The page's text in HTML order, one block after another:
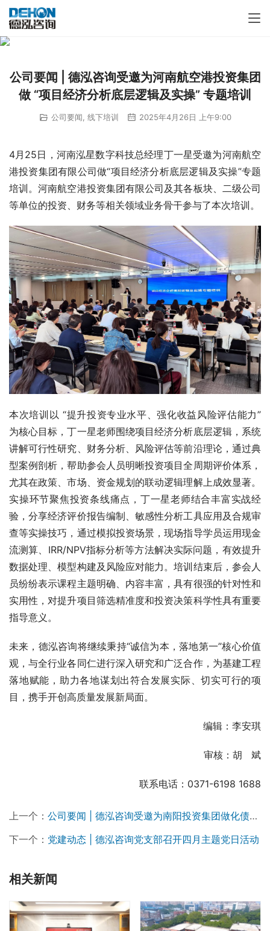
公司要闻 | 德泓咨询受邀为河南航空港投资集团
做 “项目经济分析底层逻辑及实操” 专题培训
公司要闻 线下培训 2025年4月26日 上午9:00
4月25日，河南泓星数字科技总经理丁一星受邀为河南航空
港投资集团有限公司做“项目经济分析底层逻辑及实操”专题
培训。河南航空港投资集团有限公司及其各板块、二级公司
等单位的投资、财务等相关领域业务骨干参与了本次培训。
本次培训以 “提升投资专业水平、强化收益风险评估能力”
为核心目标，丁一星老师围绕项目经济分析底层逻辑，系统
讲解可行性研究、财务分析、风险评估等前沿理论，通过典
型案例剖析，帮助参会人员明晰投资项目全周期评价体系，
尤其在政策、市场、资金规划的联动逻辑理解上成效显著。
实操环节聚焦投资条线痛点，丁一星老师结合丰富实战经
验，分享经济评价报告编制、敏感性分析工具应用及合规审
查等实操技巧，通过模拟投资场景，现场指导学员运用现金
流测算、IRR/NPV指标分析等方法解决实际问题，有效提升
数据处理、模型构建及风险应对能力。培训结束后，参会人
员纷纷表示课程主题明确、内容丰富，具有很强的针对性和
实用性，对提升项目筛选精准度和投资决策科学性具有重要
指导意义。
未来，德泓咨询将继续秉持“诚信为本，落地第一”核心价值
观，与全行业各同仁进行深入研究和广泛合作，为基建工程
落地赋能，助力各地谋划出符合发展实际、切实可行的项
目，携手开创高质量发展新局面。
编辑：李安琪
审核：胡   斌
联系电话：0371-6198 1688
上一个： 公司要闻 | 德泓咨询受邀为南阳投资集团做化债专题培训
下一个： 党建动态 | 德泓咨询党支部召开四月主题党日活动
相关新闻